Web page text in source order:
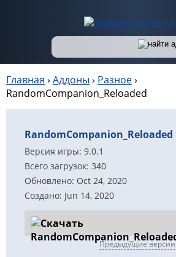
Главная › Аддоны › Разное›
RandomCompanion_Reloaded
RandomCompanion_Reloaded
Версия игры: 9.0.1
Всего загрузок: 340
Обновлено: Oct 24, 2020
Создано: Jun 14, 2020
Предыдущие версии